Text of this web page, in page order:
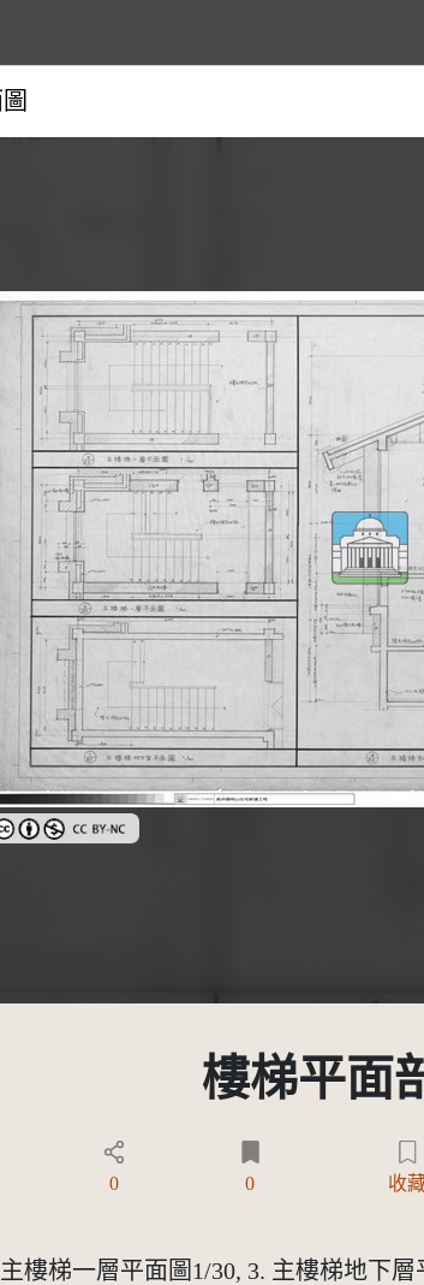
創用CC姓名標示-非商業性 3.0 台灣及其後版本(CC
樓梯平面
台灣及其後版本(CC BY-NC 3.0 TW +)
0 0 收
樓梯一層平面圖1/30, 3. 主樓梯地下